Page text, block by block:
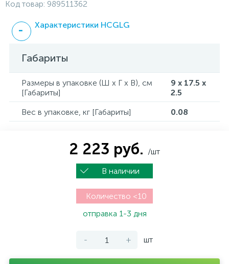
Код товар: 989511362
Характеристики HCGLG
Габариты
Размеры в упаковке (Ш x Г x В), см
[Габариты]
9 x 17.5 x
2.5
Вес в упаковке, кг [Габариты]
0.08
2 223 руб. /шт
В наличии
Количество <10
отправка 1-3 дня
- + шт